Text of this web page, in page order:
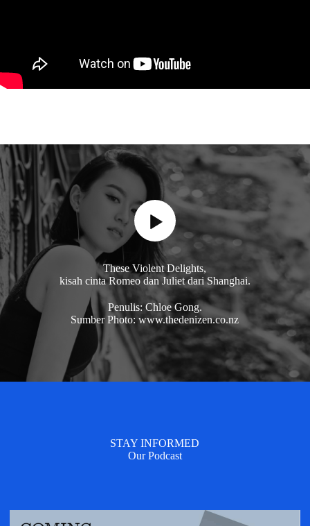
These Violent Delights,
kisah cinta Romeo dan Juliet dari Shanghai.
Penulis: Chloe Gong.
Sumber Photo: www.thedenizen.co.nz
STAY INFORMED
Our Podcast